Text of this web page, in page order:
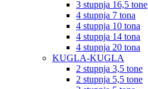
3 stupnja 16,5 tone
4 stupnja 7 tona
4 stupnja 10 tona
4 stupnja 14 tona
4 stupnja 20 tona
KUGLA-KUGLA
2 stupnja 3,5 tone
2 stupnja 5,5 tone